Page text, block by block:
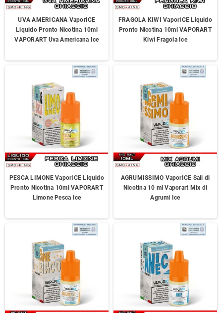
UVA AMERICANA VaporICE
Liquido Pronto Nicotina 10ml
VAPORART Uva Americana Ice
FRAGOLA KIWI VaporICE Liquido
Pronto Nicotina 10ml VAPORART
Kiwi Fragola Ice
PESCA LIMONE VaporICE Liquido
Pronto Nicotina 10ml VAPORART
Limone Pesca Ice
AGRUMISSIMO VaporICE Sali di
Nicotina 10 ml Vaporart Mix di
Agrumi Ice